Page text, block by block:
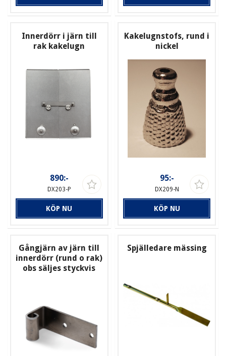
Innerdörr i järn till
rak kakelugn
890:-
DX203-P
KÖP NU
Kakelugnstofs, rund i
nickel
95:-
DX209-N
KÖP NU
Gångjärn av järn till
innerdörr (rund o rak)
obs säljes styckvis
Spjälledare mässing